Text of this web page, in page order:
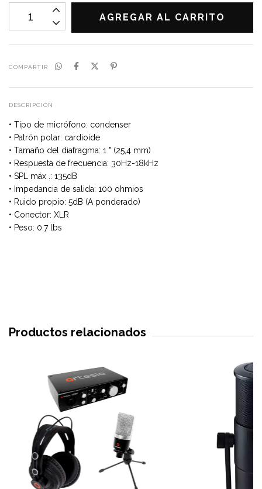
COMPARTIR
DESCRIPCIÓN
• Tipo de micrófono: condenser
• Patrón polar: cardioide
• Tamaño del diafragma: 1 " (25,4 mm)
• Respuesta de frecuencia: 30Hz-18kHz
• SPL máx .: 135dB
• Impedancia de salida: 100 ohmios
• Ruido propio: 5dB (A ponderado)
• Conector: XLR
• Peso: 0.7 lbs
Productos relacionados